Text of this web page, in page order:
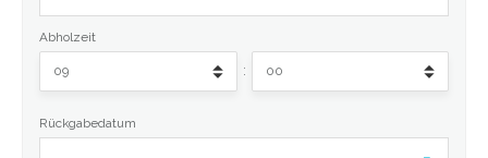
Abholzeit
:
Rückgabedatum